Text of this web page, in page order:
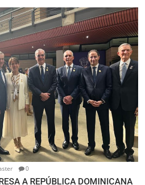
0
A REPÚBLICA DOMINICANA